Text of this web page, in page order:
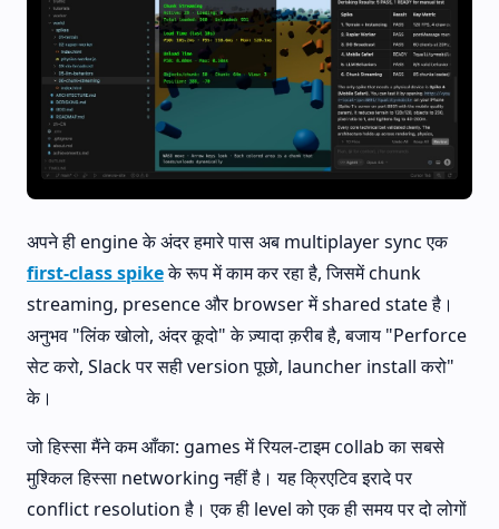
अपने ही engine के अंदर हमारे पास अब multiplayer sync एक
first-class spikeके रूप में काम कर रहा है, जिसमें chunk
streaming, presence और browser में shared state है।
अनुभव "लिंक खोलो, अंदर कूदो" के ज़्यादा क़रीब है, बजाय "Perforce
सेट करो, Slack पर सही version पूछो, launcher install करो"
के।
जो हिस्सा मैंने कम आँका: games में रियल-टाइम collab का सबसे
मुश्किल हिस्सा networking नहीं है। यह क्रिएटिव इरादे पर
conflict resolution है। एक ही level को एक ही समय पर दो लोगों